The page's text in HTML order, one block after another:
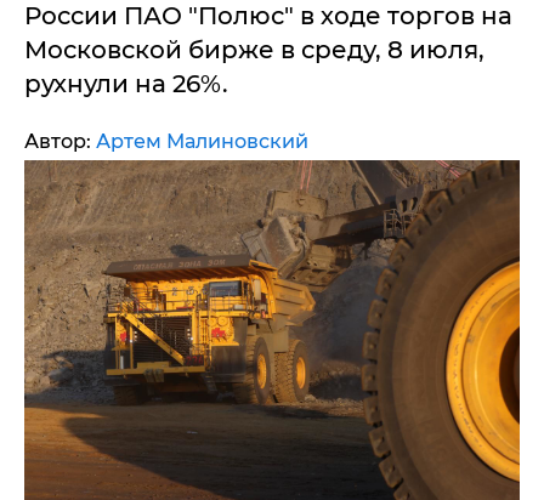
России ПАО "Полюс" в ходе торгов на
Московской бирже в среду, 8 июля,
рухнули на 26%.
Автор: Артем Малиновский